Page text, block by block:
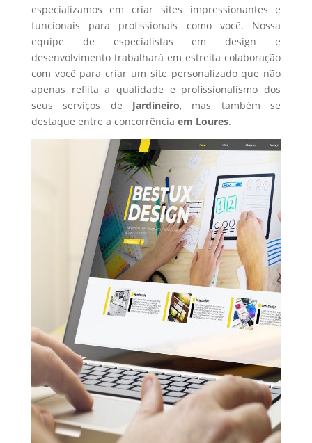
especializamos em criar sites impressionantes e
funcionais para profissionais como você. Nossa
equipe de especialistas em design e
desenvolvimento trabalhará em estreita colaboração
com você para criar um site personalizado que não
apenas reflita a qualidade e profissionalismo dos
seus serviços de Jardineiro, mas também se
destaque entre a concorrência em Loures.